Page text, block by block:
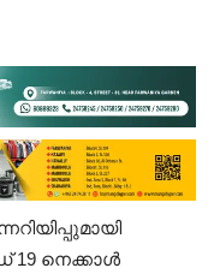
നെക്കാൾ